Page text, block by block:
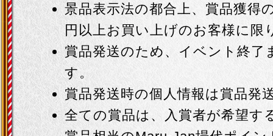
景品表示法の都合上、賞品獲得
円以上お買い上げのお客様に限
賞品発送のため、イベント終
す。
賞品発送時の個人情報は賞品発
全ての賞品は、入賞者が希望す